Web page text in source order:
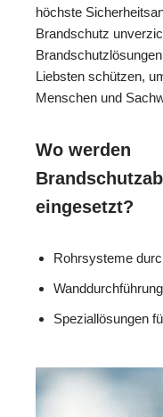
höchste
Brandschutz
Liebsten schützen,
Menschen und
Wo werden
eingesetzt?
Rohrsysteme
Speziallösungen